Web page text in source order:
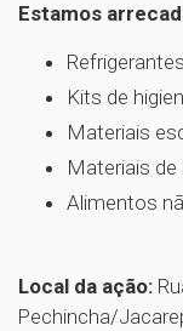
Estamos
Refrigerantes
Kits de
Materiais
Materiais de
Alimentos
Local da ação:
Pechincha/